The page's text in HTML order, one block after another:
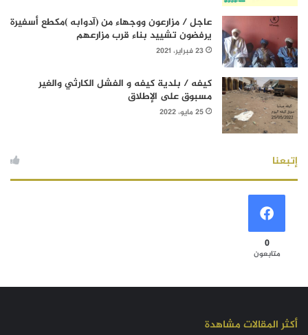
عاجل / مزارعون ووجهاء من (آدوابه )مكطع أسفيرة
يرفضون تشييد بناء قرب مزارعهم
23 فبراير، 2021
كيفه / بلدية كيفه و الفشل الكارثي والغير
مسبوق على الإطلاق
25 مايو، 2022
إتبعنا
0
متابعون
أكثر المقالات مشاهدة